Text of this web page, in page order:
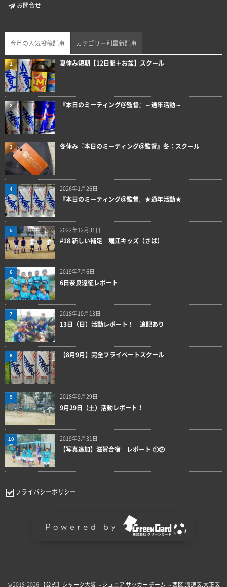
お問合せ
今月の人気投稿記事 カテゴリー別最新記事
夏休み短期【12日間＋お盆】スクール
1
『本日のミーティング＠監督』～通年活動～
2
冬休み『本日のミーティング＠監督』冬：スクール
3
2026年1月26日
『本日のミーティング＠監督』★通年活動★
4
2022年12月31日
#18 新しい補足 堀江キッズ（さば）
5
2019年7月6日
6日奈良遠征レポート
6
2018年10月13日
13日（日）活動レポート！ 追記あり
7
【8月9月】完全プライベートスクール
8
2018年9月29日
9月29日（土）活動レポート！
9
2019年3月31日
【写真追加】滋賀合宿 レポート ①②
10
プライバシーポリシー
© 2018-2026 【公式】シャーク大阪 ～ジュニア サッカー チーム ～西区.浪速区.大正区